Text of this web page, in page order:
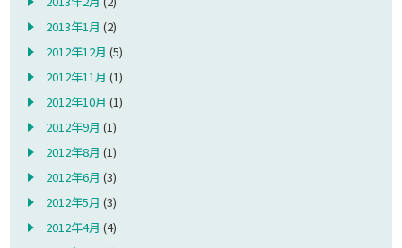
2013年1月 (2)
2012年12月 (5)
2012年11月 (1)
2012年10月 (1)
2012年9月 (1)
2012年8月 (1)
2012年6月 (3)
2012年5月 (3)
2012年4月 (4)